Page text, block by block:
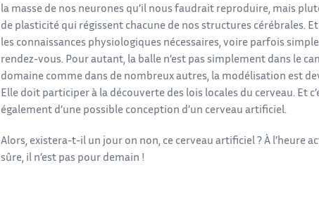
la masse de nos neurones qu’il nous faudrait reproduire, mais
de plasticité qui régissent chacune de nos structures cérébrales.
les connaissances physiologiques nécessaires, voire parfois
rendez-vous. Pour autant, la balle n’est pas simplement dans le
domaine comme dans de nombreux autres, la modélisation est
Elle doit participer à la découverte des lois locales du cerveau. Et
également d’une possible conception d’un cerveau artificiel.
Alors, existera-t-il un jour on non, ce cerveau artificiel ? À l’heure
sûre, il n’est pas pour demain !